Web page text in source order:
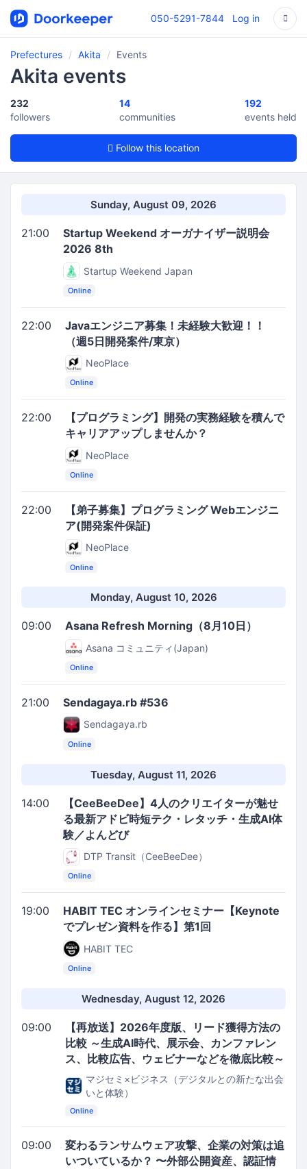
050-5291-7844 Log in
Prefectures Akita Events
Akita events
Follow this location
232
followers
14
communities
192
events held
Sunday, August 09, 2026
21:00
Startup Weekend オーガナイザー説明会
2026 8th
Startup Weekend Japan
Online
22:00
Javaエンジニア募集！未経験大歓迎！！
（週5日開発案件/東京）
NeoPlace
Online
22:00
【プログラミング】開発の実務経験を積んで
キャリアアップしませんか？
NeoPlace
Online
22:00
【弟子募集】プログラミング Webエンジニ
ア(開発案件保証)
NeoPlace
Online
Monday, August 10, 2026
09:00 Asana Refresh Morning（8月10日）
Asana コミュニティ(Japan)
Online
21:00 Sendagaya.rb #536
Sendagaya.rb
Online
Tuesday, August 11, 2026
14:00
【CeeBeeDee】4人のクリエイターが魅せ
る最新アドビ時短テク・レタッチ・生成AI体
験／よんどび
DTP Transit（CeeBeeDee）
Online
19:00
HABIT TEC オンラインセミナー【Keynote
でプレゼン資料を作る】第1回
HABIT TEC
Online
Wednesday, August 12, 2026
09:00
【再放送】2026年度版、リード獲得方法の
比較 ～生成AI時代、展示会、カンファレン
ス、比較広告、ウェビナーなどを徹底比較～
マジセミ×ビジネス（デジタルとの新たな出会
いと体験）
Online
09:00
変わるランサムウェア攻撃、企業の対策は追
いついているか？ 〜外部公開資産、認証情